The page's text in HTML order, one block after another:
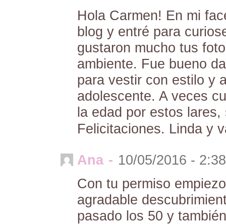
Hola Carmen! En mi
blog y entré para
gustaron mucho tus
ambiente. Fue bueno
para vestir con estilo y
adolescente. A veces
la edad por estos
Felicitaciones. Linda y
Ana - 10/05/2016 -
Con tu permiso
agradable
pasado los 50 y